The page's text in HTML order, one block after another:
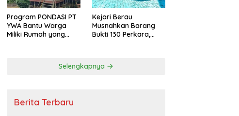
Program PONDASI PT
YWA Bantu Warga
Miliki Rumah yang
Kejari Berau
Musnahkan Barang
Bukti 130 Perkara,
Selengkapnya
Berita Terbaru